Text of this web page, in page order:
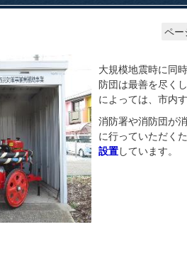
ペー
大規模地震時に同
防団は最善を尽く
によっては、市内
消防署や消防団が
に行っていただくた
設置しています。